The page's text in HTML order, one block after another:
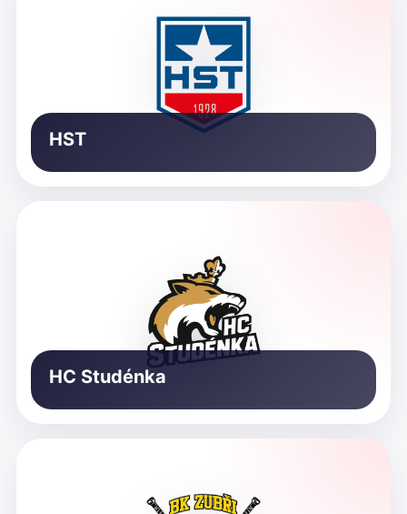
HST
HC Studénka